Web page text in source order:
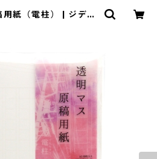
用紙（電柱） | ジデイ